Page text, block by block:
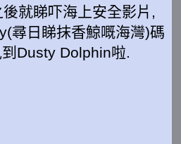
就睇吓海上安全影片,
尋日睇抹香鯨嘅海灣)碼
Dusty Dolphin啦.